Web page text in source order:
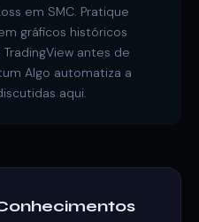
em SMC. Pratique
gráficos históricos
antes de
Algo automatiza a
aqui.